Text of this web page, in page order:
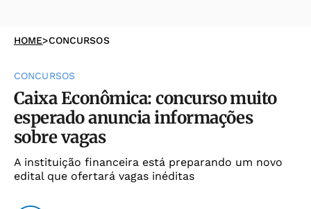
HOME>CONCURSOS
CONCURSOS
Caixa Econômica: concurso muito
esperado anuncia informações
sobre vagas
A instituição financeira está preparando um novo
edital que ofertará vagas inéditas